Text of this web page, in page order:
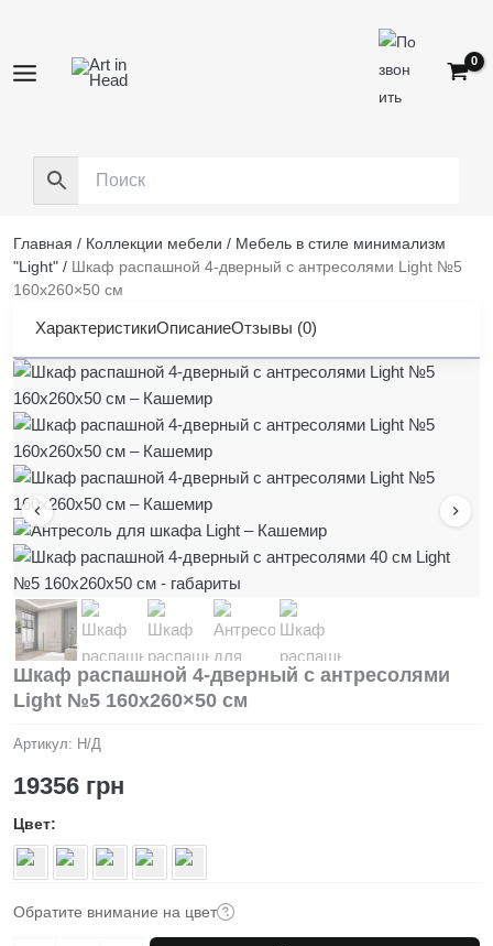
содержимому
Главная / Коллекции мебели / Мебель в стиле минимализм
"Light" / Шкаф распашной 4-дверный с антресолями Light №5
160х260×50 см
ХарактеристикиОписаниеОтзывы (0)
Шкаф распашной 4-дверный с антресолями
Light №5 160х260×50 см
Артикул: Н/Д
19356 грн
Цвет
Обратите внимание на цвет